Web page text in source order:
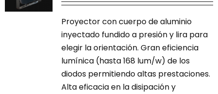
pueden
elegir
en
la
página
de
producto
desde
260,00 €
hasta
330,00 €
Proyector con cuerpo de aluminio
inyectado fundido a presión y lira para
elegir la orientación. Gran eficiencia
lumínica (hasta 168 lum/w) de los
diodos permitiendo altas prestaciones.
Alta eficacia en la disipación y